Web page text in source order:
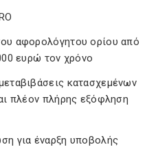
αφορολόγητου ορίου από
ευρώ τον χρόνο
κατασχεμένων
πλέον πλήρης εξόφληση
για έναρξη υποβολής